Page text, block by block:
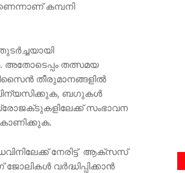
കമ്പനി
അതോടെപ്പം തത്സമയ
തീരുമാനങ്ങളിൽ
ബഗുകൾ
സംഭാവന
നേരിട്ട് ആക്‌സസ്
വർദ്ധിപ്പിക്കാൻ